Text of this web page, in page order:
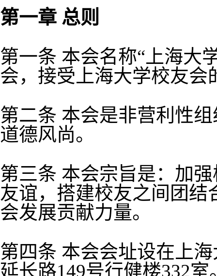
第一章 总则
第一条 本会名称“上海大
会，接受上海大学校友会
第二条 本会是非营利性
道德风尚。
第三条 本会宗旨是：加
友谊，搭建校友之间团
会发展贡献力量。
第四条 本会会址设在上
延长路149号行健楼332室